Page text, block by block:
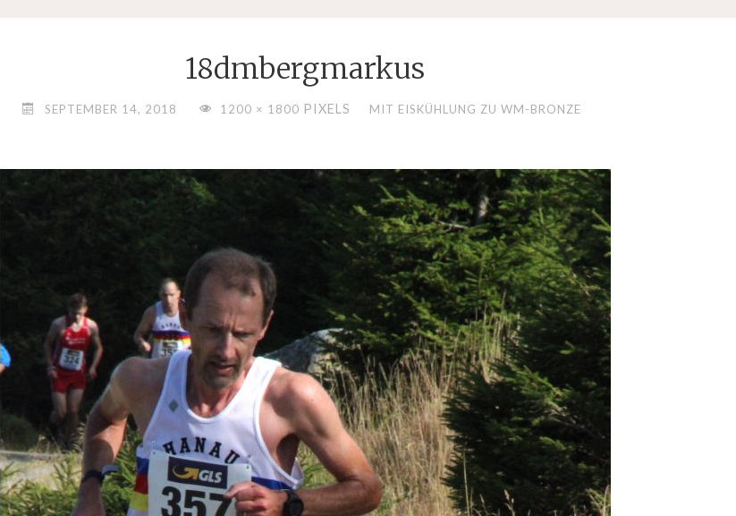
18dmbergmarkus
SEPTEMBER 14, 2018 1200 × 1800 PIXELS MIT EISKÜHLUNG ZU WM-BRONZE